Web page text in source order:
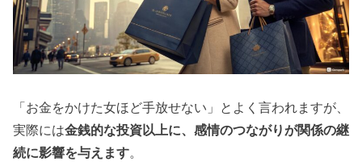
「お金をかけた女ほど手放せない」とよく言われますが、
実際には金銭的な投資以上に、感情のつながりが関係の継
続に影響を与えます。